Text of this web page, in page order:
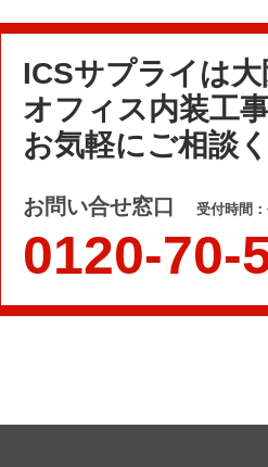
ICSサプライは
オフィス内装工
お気軽にご相談
お問い合せ窓口 受付時間
0120-70-